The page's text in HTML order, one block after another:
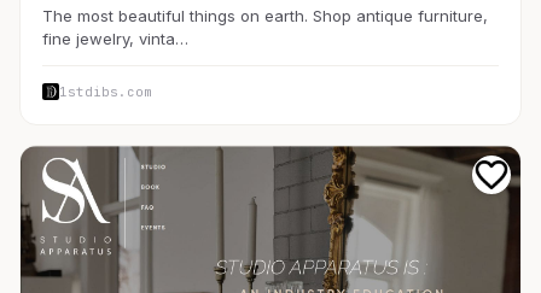
The most beautiful things on earth. Shop antique furniture,
fine jewelry, vinta…
1stdibs.com